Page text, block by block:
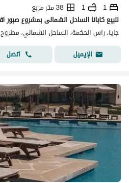
1
1
38 متر مربع
جايا، راس الحكمة، الساحل الشمالي، مطروح
الإيميل
اتصل